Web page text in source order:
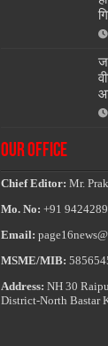
OUR OFFICE
Chief Editor: Mr.
Mo. No: +91
Email:
MSME/MIB:
Address: NH 30
District-North Bastar